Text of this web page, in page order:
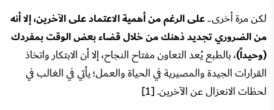
لكن مرة أخرى..على الرغم من أهمية الاعتماد على الآخرين، إلا أنه
من الضروري تجديد ذهنك من خلال قضاء بعض الوقت بمفردك
(وحيداً)، بالطبع يُعد التعاون مفتاح النجاح، إلا أن الابتكار واتخاذ
القرارات الجيدة والمصيرية في الحياة والعمل؛ يأتي في الغالب في
لحظات الانعزال عن الآخرين. [1]